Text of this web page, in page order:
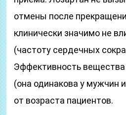
отмены после
клинически значимо не
(частоту сердечных
Эффективность вещества
(она одинакова у мужчин
от возраста пациентов.